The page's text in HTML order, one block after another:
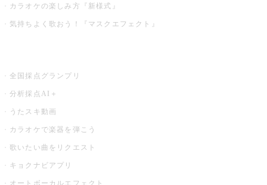
カラオケの楽しみ方『新様式』
気持ちよく歌おう！『マスクエフェクト』
全国採点グランプリ
分析採点AI＋
うたスキ動画
カラオケで楽器を弾こう
歌いたい曲をリクエスト
キョクナビアプリ